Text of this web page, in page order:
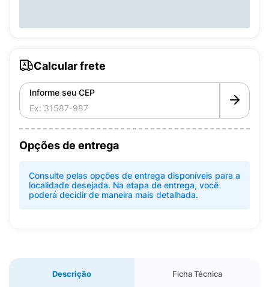
Calcular frete
Informe seu CEP
Opções de entrega
Consulte pelas opções de entrega disponíveis para a
localidade desejada. Na etapa de entrega, você
poderá decidir de maneira mais detalhada.
Descrição Ficha Técnica